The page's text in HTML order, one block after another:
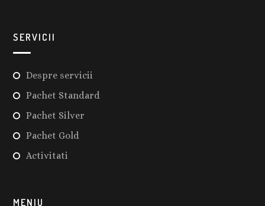
SERVICII
Despre servicii
Pachet Standard
Pachet Silver
Pachet Gold
Activitati
MENIU